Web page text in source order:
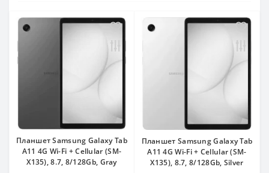
Планшет Samsung Galaxy Tab
A11 4G Wi-Fi + Cellular (SM-
X135), 8.7, 8/128Gb, Gray
Планшет Samsung Galaxy Tab
A11 4G Wi-Fi + Cellular (SM-
X135), 8.7, 8/128Gb, Silver